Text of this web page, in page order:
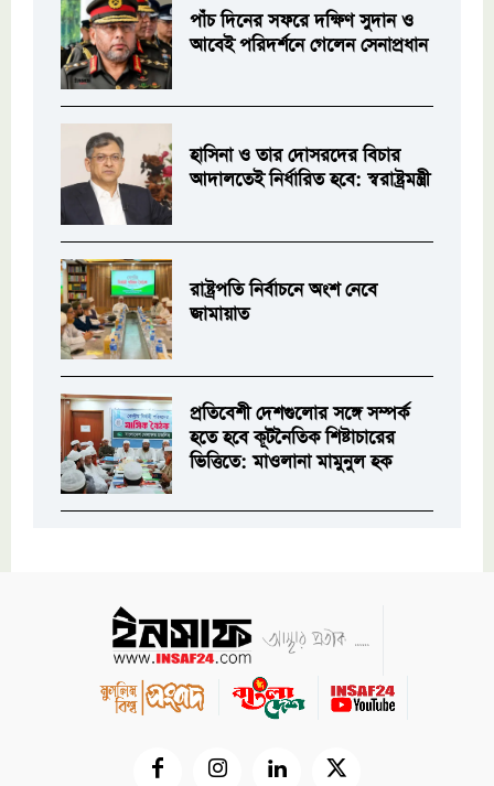
পাঁচ দিনের সফরে দক্ষিণ সুদান ও
আবেই পরিদর্শনে গেলেন সেনাপ্রধান
হাসিনা ও তার দোসরদের বিচার
আদালতেই নির্ধারিত হবে: স্বরাষ্ট্রমন্ত্রী
রাষ্ট্রপতি নির্বাচনে অংশ নেবে
জামায়াত
প্রতিবেশী দেশগুলোর সঙ্গে সম্পর্ক
হতে হবে কূটনৈতিক শিষ্টাচারের
ভিত্তিতে: মাওলানা মামুনুল হক